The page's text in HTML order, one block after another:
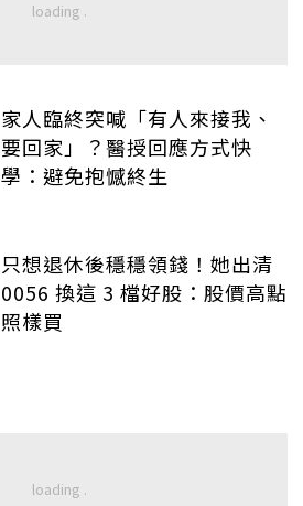
家人臨終突喊「有人來接我、
要回家」？醫授回應方式快
學：避免抱憾終生
只想退休後穩穩領錢！她出清
0056 換這 3 檔好股：股價高點
照樣買